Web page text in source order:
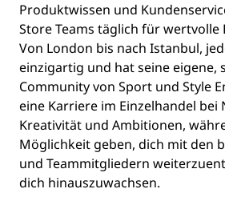
Produktwissen und
Store Teams täglich für wertvolle
Von London bis nach Istanbul,
einzigartig und hat seine eigene,
Community von Sport und Style
eine Karriere im Einzelhandel bei
Kreativität und Ambitionen,
Möglichkeit geben, dich mit den
und Teammitgliedern
dich hinauszuwachsen.